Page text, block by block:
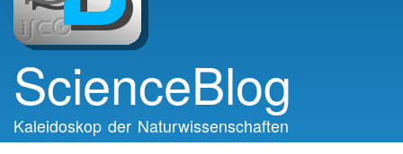
ScienceBlog
Kaleidoskop der Naturwissenschaften